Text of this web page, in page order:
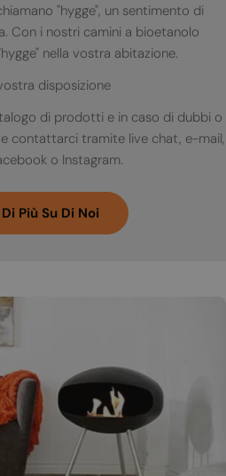
"hygge", un sentimento di
Con i nostri camini a bioetanolo
nella vostra abitazione.
disposizione
di prodotti e in caso di dubbi o
contattarci tramite live chat, e-mail,
o Instagram.
Più Su Di Noi